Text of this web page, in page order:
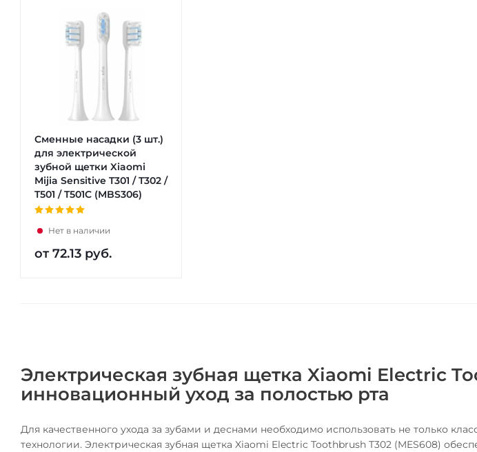
Сменные насадки (3 шт.)
для электрической
зубной щетки Xiaomi
Mijia Sensitive T301 / T302 /
T501 / T501C (MBS306)
Нет в наличии
от72.13 руб.
Электрическая зубная щетка Xiaomi Electric
инновационный уход за полостью рта
Для качественного ухода за зубами и деснами необходимо использовать не только
технологии. Электрическая зубная щетка Xiaomi Electric Toothbrush T302 (MES608)